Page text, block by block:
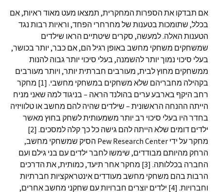
אם תבדקו את הספרות המחקרית, תמצאו מעט מאוד ראיות, אם
בכלל, שתומכות בטענות של מחרחרי הפחד, וראיות רבות נגד
הטענות האלה. למעשה, סקרים שיטתיים הראו שילדים
שמשחקים משחקי מחשב באופן רגיל הם, אם כבר, יותר בכושר,
בעלי סיכוי נמוך יותר להשמנה, בעלי סיכוי יותר גבוה להנות
ממשחקים מחוץ לבית, מעורבים חברתית יותר, ויותר מעורבים
בקהילה מחבריהם שלא משחקים במשחקי מחשבי. [1] מחקר
רחב היקף בארבע ערים בהולנד הראה – בניגוד למה שאני מניח
הייתה ההנחה הראשונית – שילדים שהיה להם מחשב או טלוויזיה
בחדר היו בעלי סיכוי רב יותר משמעותית לשחק בחוץ מאשר
ילדים דומים שלא הייתה להם גישה כל כך קלה למסכים. [2]
מחקר על ידי Pew Research Center הסיק שמשחקי מחשב,
הרחק מהיותם מבודדים, שימשו לחבר ילדים עם בני גילם ועם
החברה בכללותה. [3] מחקר אחר תיעד, כמותית, את הדרכים
הרבות בהם משחקי מחשב מעודדים אינטראקציות חברתיות
וחברויות. [4] ילדים יוצרים חברויות עם שחקני מחשב אחרים,